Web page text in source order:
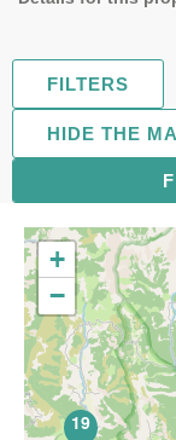
FILTERS
HIDE THE
19
+
−